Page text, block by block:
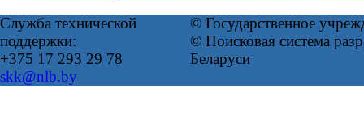
Служба технической
поддержки:
+375 17 293 29 78
skk@nlb.by
© Государственное
© Поисковая система
Беларуси